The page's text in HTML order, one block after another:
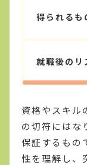
得られるも
就職後のリ
資格やスキル
の切符にはな
保証するもの
性を理解し、